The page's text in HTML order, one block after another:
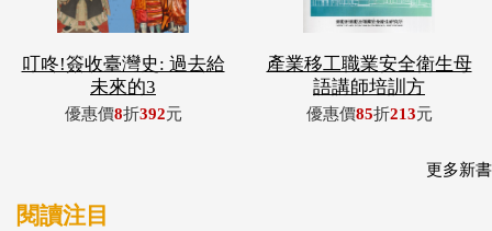
叮咚!簽收臺灣史: 過去給
未來的3
優惠價8折392元
產業移工職業安全衛生母
語講師培訓方
優惠價85折213元
更多新書
閱讀注目